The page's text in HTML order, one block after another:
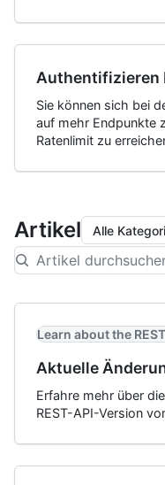
Authentifizieren
Sie können sich bei
auf mehr Endpunkte
Ratenlimit zu
Artikel Alle
Learn about the
Aktuelle
Erfahre mehr über
REST-API-Version